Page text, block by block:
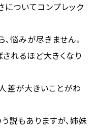
についてコンプレック
悩みが尽きません。
れるほど大きくなり
差が大きいことがわ
説もありますが、姉妹